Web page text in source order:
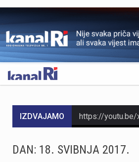
OGLAS
IZDVAJAMO
DAN: 18. SVIBNJA 2017.